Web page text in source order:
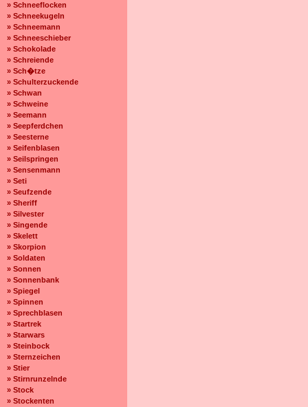
» Schneeflocken
» Schneekugeln
» Schneemann
» Schneeschieber
» Schokolade
» Schreiende
» Sch�tze
» Schulterzuckende
» Schwan
» Schweine
» Seemann
» Seepferdchen
» Seesterne
» Seifenblasen
» Seilspringen
» Sensenmann
» Seti
» Seufzende
» Sheriff
» Silvester
» Singende
» Skelett
» Skorpion
» Soldaten
» Sonnen
» Sonnenbank
» Spiegel
» Spinnen
» Sprechblasen
» Startrek
» Starwars
» Steinbock
» Sternzeichen
» Stier
» Stirnrunzelnde
» Stock
» Stockenten